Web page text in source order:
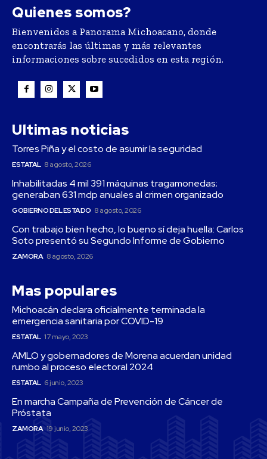
Quienes somos?
Bienvenidos a Panorama Michoacano, donde
encontrarás las últimas y más relevantes
informaciones sobre sucedidos en esta región.
Ultimas noticias
Torres Piña y el costo de asumir la seguridad
ESTATAL 8 agosto, 2026
Inhabilitadas 4 mil 391 máquinas tragamonedas;
generaban 631 mdp anuales al crimen organizado
GOBIERNO DEL ESTADO 8 agosto, 2026
Con trabajo bien hecho, lo bueno sí deja huella: Carlos
Soto presentó su Segundo Informe de Gobierno
ZAMORA 8 agosto, 2026
Mas populares
Michoacán declara oficialmente terminada la
emergencia sanitaria por COVID-19
ESTATAL 17 mayo, 2023
AMLO y gobernadores de Morena acuerdan unidad
rumbo al proceso electoral 2024
ESTATAL 6 junio, 2023
En marcha Campaña de Prevención de Cáncer de
Próstata
ZAMORA 19 junio, 2023